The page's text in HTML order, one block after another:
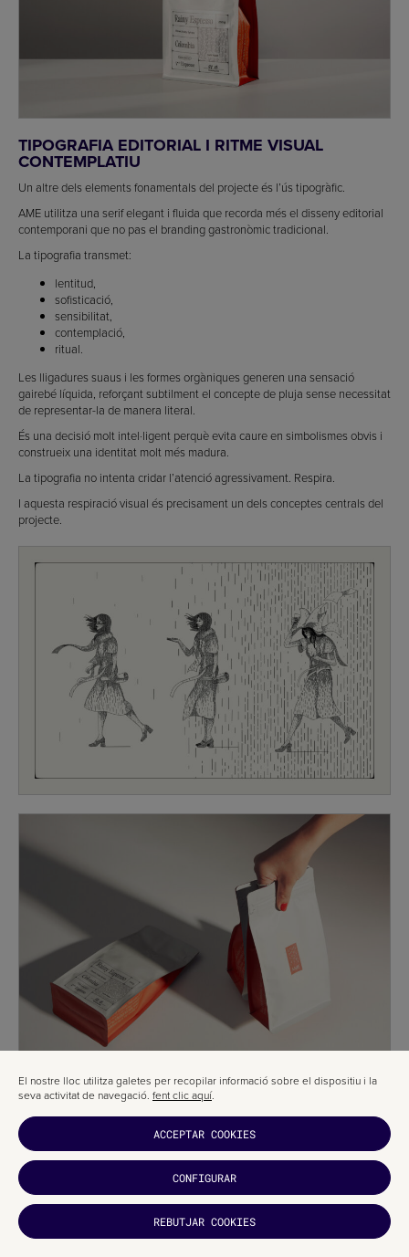
TIPOGRAFIA EDITORIAL I RITME VISUAL
CONTEMPLATIU
Un altre dels elements fonamentals del projecte és l’ús tipogràfic.
AME utilitza una serif elegant i fluida que recorda més el disseny editorial
contemporani que no pas el branding gastronòmic tradicional.
La tipografia transmet:
lentitud,
sofisticació,
sensibilitat,
contemplació,
ritual.
Les lligadures suaus i les formes orgàniques generen una sensació
gairebé líquida, reforçant subtilment el concepte de pluja sense necessitat
de representar-la de manera literal.
És una decisió molt intel·ligent perquè evita caure en simbolismes obvis i
construeix una identitat molt més madura.
La tipografia no intenta cridar l’atenció agressivament. Respira.
I aquesta respiració visual és precisament un dels conceptes centrals del
projecte.
T'HA
AGRADAT?
El nostre lloc utilitza galetes per recopilar informació sobre el dispositiu i la
seva activitat de navegació. fent clic aquí.
ACCEPTAR COOKIES
CONFIGURAR
REBUTJAR COOKIES